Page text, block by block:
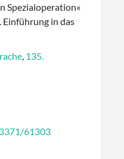
Spezialoperation«
Einführung in das
, 135.
61303